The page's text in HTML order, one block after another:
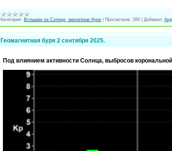
Категория: Вспышки на Солнце, магнитные бури Просмотров: 266 Добавил:
Геомагнитная буря 2 сентября 2025.
Под влиянием активности Солнца, выбросов